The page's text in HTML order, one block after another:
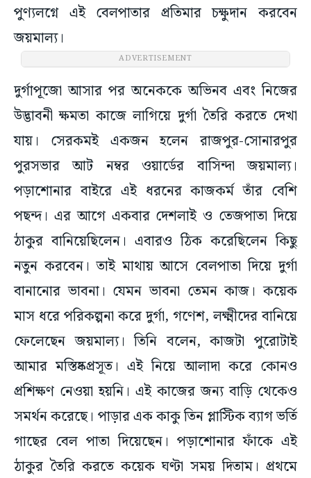
পুণ্যলগ্নে এই বেলপাতার প্রতিমার চক্ষুদান করবেন
জয়মাল্য।
ADVERTISEMENT
দুর্গাপূজো আসার পর অনেককে অভিনব এবং নিজের
উদ্ভাবনী ক্ষমতা কাজে লাগিয়ে দুর্গা তৈরি করতে দেখা
যায়। সেরকমই একজন হলেন রাজপুর-সোনারপুর
পুরসভার আট নম্বর ওয়ার্ডের বাসিন্দা জয়মাল্য।
পড়াশোনার বাইরে এই ধরনের কাজকর্ম তাঁর বেশি
পছন্দ। এর আগে একবার দেশলাই ও তেজপাতা দিয়ে
ঠাকুর বানিয়েছিলেন। এবারও ঠিক করেছিলেন কিছু
নতুন করবেন। তাই মাথায় আসে বেলপাতা দিয়ে দুর্গা
বানানোর ভাবনা। যেমন ভাবনা তেমন কাজ। কয়েক
মাস ধরে পরিকল্পনা করে দুর্গা, গণেশ, লক্ষ্মীদের বানিয়ে
ফেলেছেন জয়মাল্য। তিনি বলেন, কাজটা পুরোটাই
আমার মস্তিষ্কপ্রসূত। এই নিয়ে আলাদা করে কোনও
প্রশিক্ষণ নেওয়া হয়নি। এই কাজের জন্য বাড়ি থেকেও
সমর্থন করেছে। পাড়ার এক কাকু তিন প্লাস্টিক ব্যাগ ভর্তি
গাছের বেল পাতা দিয়েছেন। পড়াশোনার ফাঁকে এই
ঠাকুর তৈরি করতে কয়েক ঘণ্টা সময় দিতাম। প্রথমে